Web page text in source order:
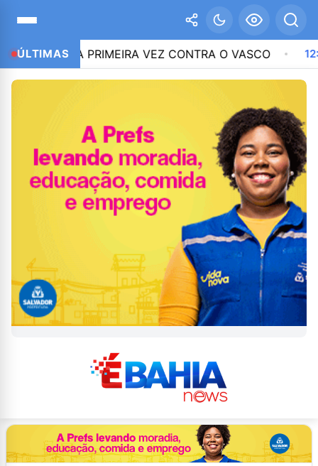
ÚLTIMAS
PRIMEIRA VEZ CONTRA O VASCO 12:51CNC: